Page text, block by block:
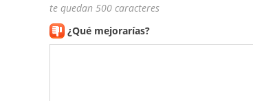
te quedan 500 caracteres
¿Qué mejorarías?